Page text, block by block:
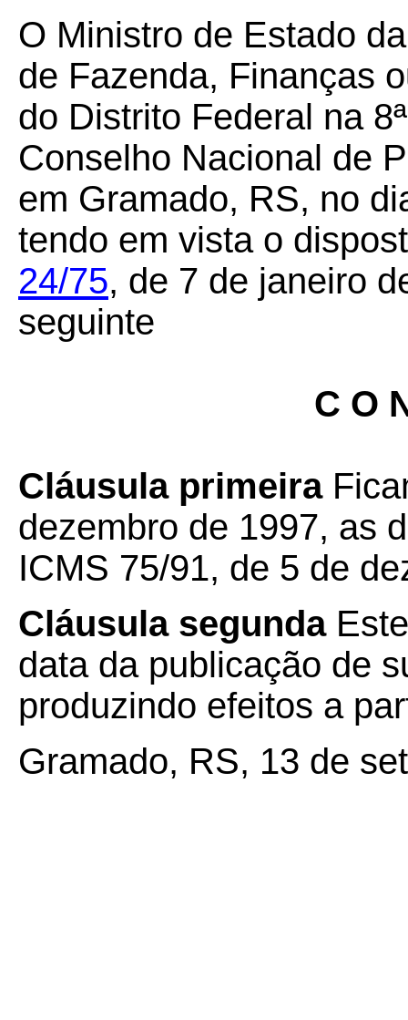
O Ministro de Estado
de Fazenda, Finanças
do Distrito Federal na
Conselho Nacional de
em Gramado, RS, no
tendo em vista o
24/75, de 7 de janeiro
seguinte
C O
Cláusula primeira
dezembro de 1997, as
ICMS 75/91, de 5 de
Cláusula segunda
data da publicação de
produzindo efeitos a
Gramado, RS, 13 de